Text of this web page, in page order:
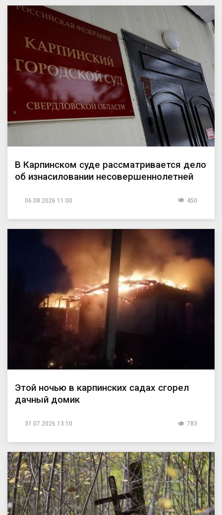
В Карпинском суде рассматривается дело
об изнасиловании несовершеннолетней
06.08.2026 11:00 450
Этой ночью в карпинских садах сгорел
дачный домик
31.07.2026 13:10 783